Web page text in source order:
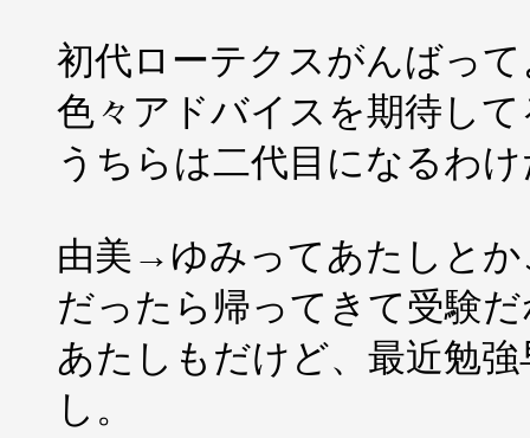
初代ローテクスがんばっ
色々アドバイスを期待し
うちらは二代目になるわ
由美→ゆみってあたしと
だったら帰ってきて受験
あたしもだけど、最近勉
し。